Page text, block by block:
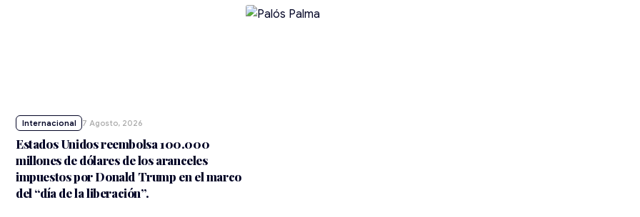
Internacional 7 Agosto, 2026
Estados Unidos reembolsa 100.000
millones de dólares de los aranceles
impuestos por Donald Trump en el marco
del “día de la liberación”.